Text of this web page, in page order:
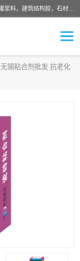
西安伊顿建材有限公司主营产品：CGM高强无收缩灌浆料，建筑结构胶，石材粘合剂，柔性防水材料，环氧修补砂浆等在各个行业得到了客户认可。
锡粘合剂批发 抗老化
面修补材料
补料
不发火砂浆